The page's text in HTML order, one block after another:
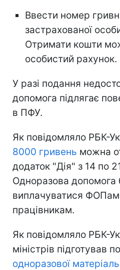
Ввести номер
застрахованої
Отримати кошти
особистий рахунок.
У разі подання
допомога підлягає
в ПФУ.
Як повідомляло РБК-
8000 гривень можна
додаток "Дія" з 14 по
Одноразова допомога
виплачуватися
працівникам.
Як повідомляло РБК-
міністрів підготував
одноразової